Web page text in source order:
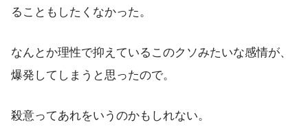
ることもしたくなかった。
なんとか理性で抑えているこのクソみたいな感情が、
爆発してしまうと思ったので。
殺意ってあれをいうのかもしれない。